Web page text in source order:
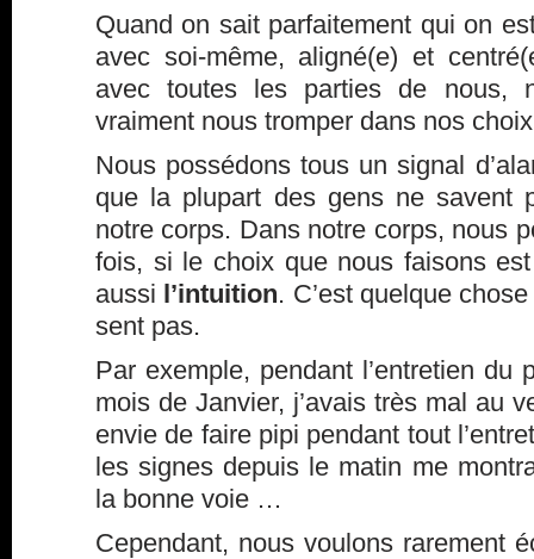
Quand on sait parfaitement qui on
avec soi-même, aligné(e) et
avec toutes les parties de nous,
vraiment nous tromper dans nos
Nous possédons tous un signal
que la plupart des gens ne savent
notre corps. Dans notre corps, nous
fois, si le choix que nous faisons
aussi l’intuition. C’est quelque
sent pas.
Par exemple, pendant l’entretien du
mois de Janvier, j’avais très mal au
envie de faire pipi pendant tout
les signes depuis le matin me
la bonne voie …
Cependant, nous voulons rarement